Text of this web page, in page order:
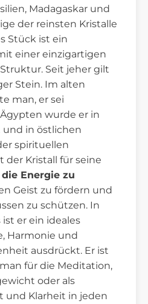
Madagaskar und
der reinsten Kristalle
Stück ist ein
einer einzigartigen
Seit jeher gilt
Stein. Im alten
man, er sei
wurde er in
in östlichen
spirituellen
der Kristall für seine
die Energie zu
Geist zu fördern und
zu schützen. In
er ein ideales
Harmonie und
ausdrückt. Er ist
für die Meditation,
oder als
und Klarheit in jeden